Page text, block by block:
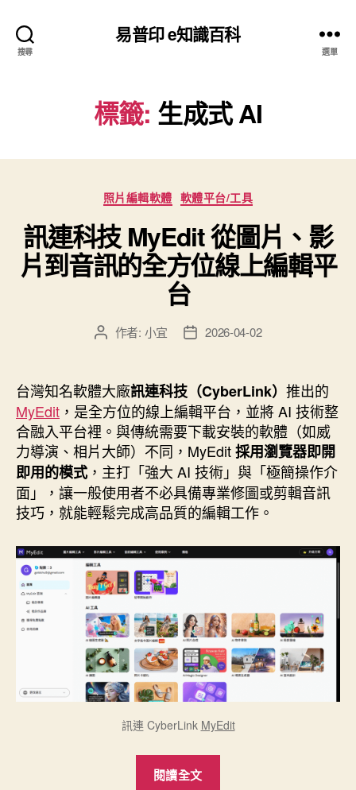
搜尋
易普印 e知識百科
選單
標籤: 生成式 AI
分
類
照片編輯軟體 軟體平台/工具
訊連科技 MyEdit 從圖片、影
片到音訊的全方位線上編輯平
台
文
者
作者: 小宜
文
佈
日
期
2026-04-02
台灣知名軟體大廠訊連科技（CyberLink） 推出的
MyEdit ，是全方位的線上編輯平台，並將 AI 技術整
合融入平台裡。與傳統需要下載安裝的軟體（如威
力導演、相片大師）不同，MyEdit採用瀏覽器即開
即用的模式，主打「強大 AI 技術」與「極簡操作介
面」，讓一般使用者不必具備專業修圖或剪輯音訊
技巧，就能輕鬆完成高品質的編輯工作。
訊連 CyberLink MyEdit
閱讀全文